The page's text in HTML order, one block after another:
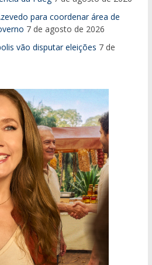
para coordenar área de
7 de agosto de 2026
vão disputar eleições 7 de